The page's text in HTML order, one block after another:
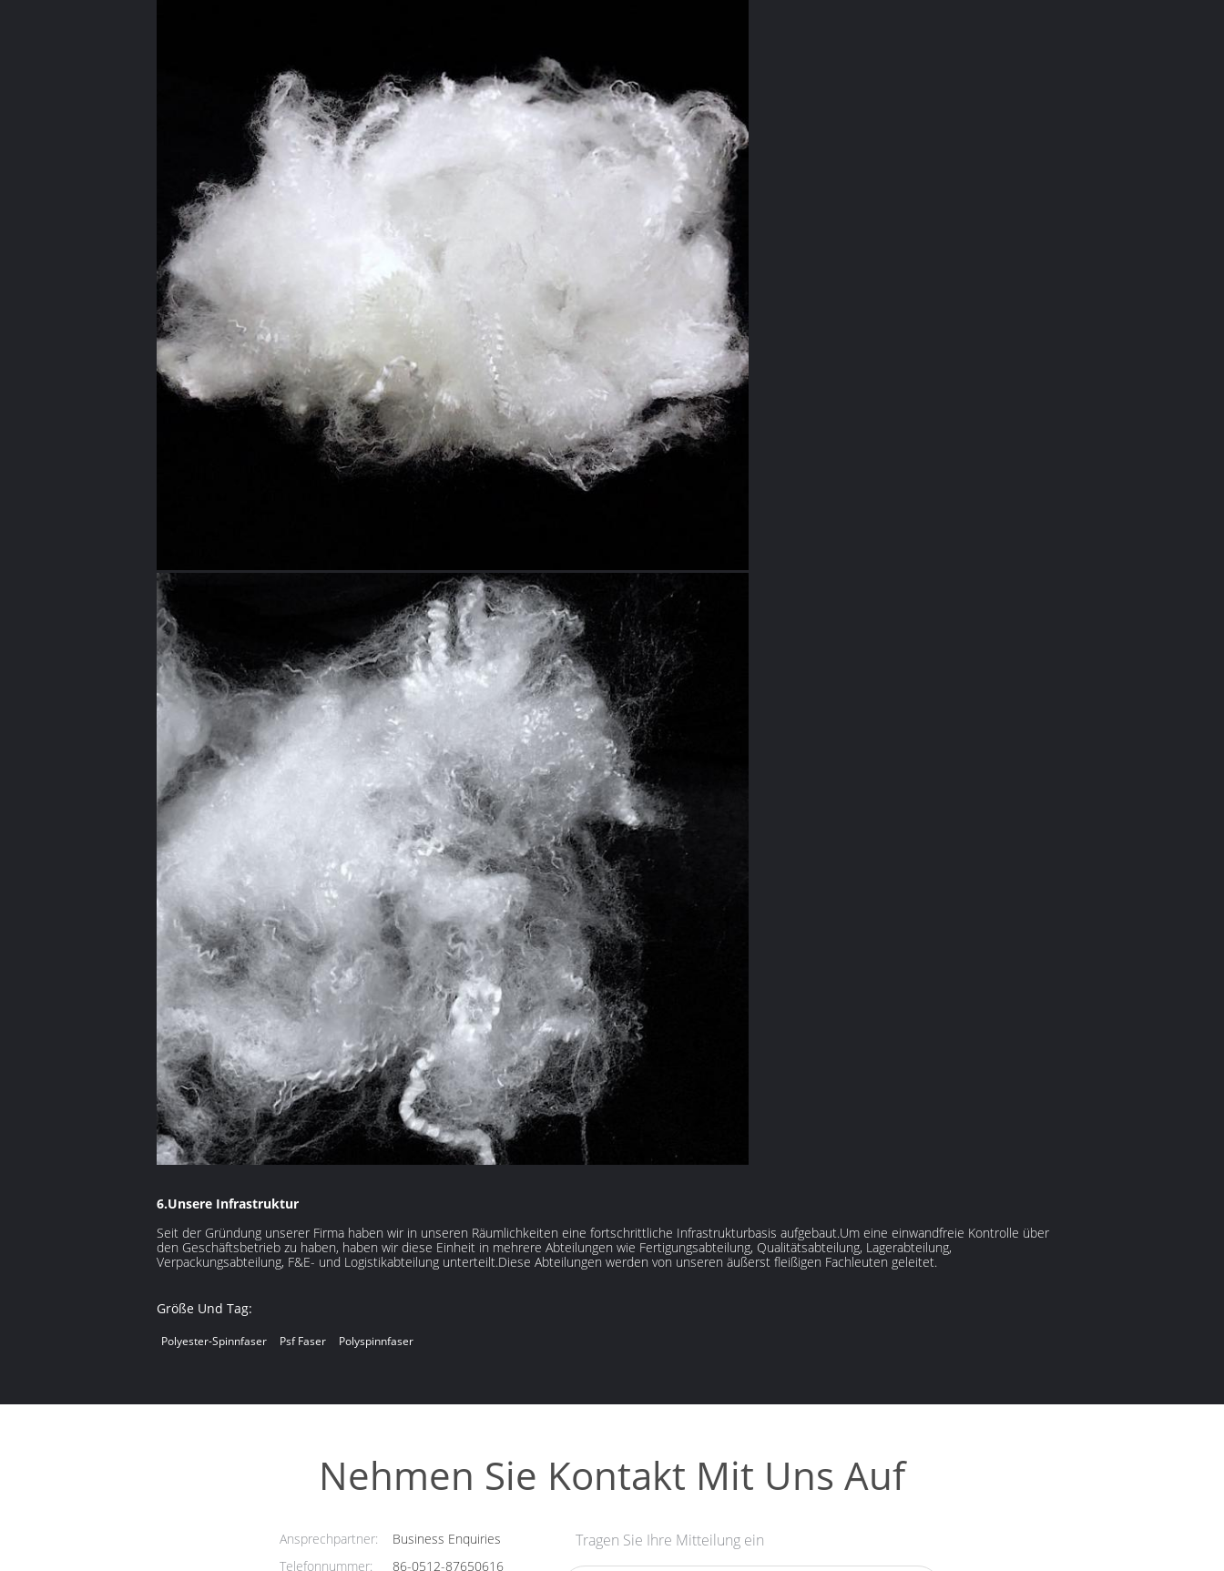
6.Unsere Infrastruktur
Seit der Gründung unserer Firma haben wir in unseren Räumlichkeiten eine fortschrittliche Infrastrukturbasis aufgebaut.Um eine einwandfreie Kontrolle über
den Geschäftsbetrieb zu haben, haben wir diese Einheit in mehrere Abteilungen wie Fertigungsabteilung, Qualitätsabteilung, Lagerabteilung,
Verpackungsabteilung, F&E- und Logistikabteilung unterteilt.Diese Abteilungen werden von unseren äußerst fleißigen Fachleuten geleitet.
Größe Und Tag:
Polyester-Spinnfaser Psf Faser Polyspinnfaser
Nehmen Sie Kontakt Mit Uns Auf
Ansprechpartner:
Business Enquiries
Telefonnummer:
86-0512-87650616
Tragen Sie Ihre Mitteilung ein